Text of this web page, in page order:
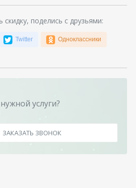
поделись с друзьями:
Twitter Одноклассники
услуги?
ЗАКАЗАТЬ ЗВОНОК